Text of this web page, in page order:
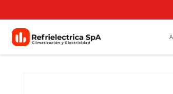
al contenido